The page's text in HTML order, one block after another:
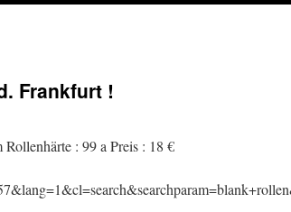
Frankfurt !
: 99 a Preis : 18 €